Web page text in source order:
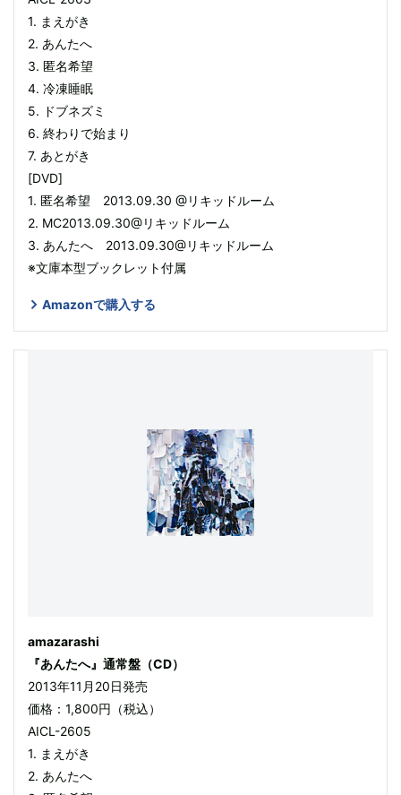
1. まえがき
2. あんたへ
3. 匿名希望
4. 冷凍睡眠
5. ドブネズミ
6. 終わりで始まり
7. あとがき
[DVD]
1. 匿名希望 2013.09.30 @リキッドルーム
2. MC2013.09.30@リキッドルーム
3. あんたへ 2013.09.30@リキッドルーム
※文庫本型ブックレット付属
Amazonで購入する
amazarashi
『あんたへ』通常盤（CD）
2013年11月20日発売
価格：1,800円（税込）
AICL-2605
1. まえがき
2. あんたへ